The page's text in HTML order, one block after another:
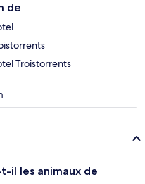
de
Troistorrents
il les animaux de